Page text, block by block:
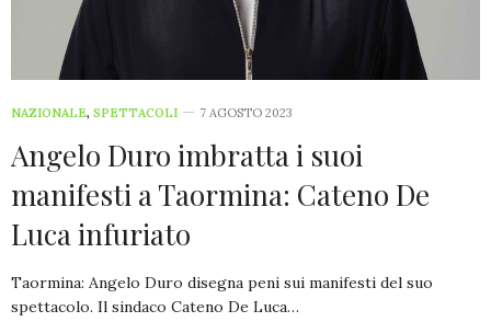
NAZIONALE, SPETTACOLI 7 AGOSTO 2023
Angelo Duro imbratta i suoi
manifesti a Taormina: Cateno De
Luca infuriato
Taormina: Angelo Duro disegna peni sui manifesti del suo
spettacolo. Il sindaco Cateno De Luca…